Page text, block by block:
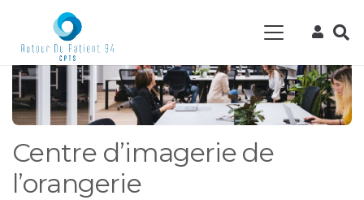
Centre d’imagerie de
l’orangerie